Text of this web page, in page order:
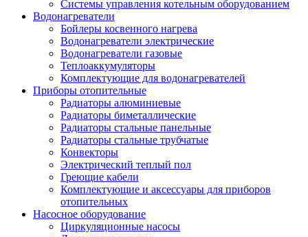
Системы управления котельным оборудованием
Водонагреватели
Бойлеры косвенного нагрева
Водонагреватели электрические
Водонагреватели газовые
Теплоаккумуляторы
Комплектующие для водонагревателей
Приборы отопительные
Радиаторы алюминиевые
Радиаторы биметаллические
Радиаторы стальные панельные
Радиаторы стальные трубчатые
Конвекторы
Электрический теплый пол
Греющие кабели
Комплектующие и аксессуары для приборов
отопительных
Насосное оборудование
Циркуляционные насосы